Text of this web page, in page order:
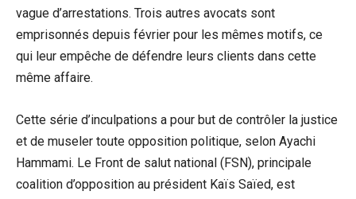
vague d’arrestations. Trois autres avocats sont
emprisonnés depuis février pour les mêmes motifs, ce
qui leur empêche de défendre leurs clients dans cette
même affaire.
Cette série d’inculpations a pour but de contrôler la justice
et de museler toute opposition politique, selon Ayachi
Hammami. Le Front de salut national (FSN), principale
coalition d’opposition au président Kaïs Saïed, est